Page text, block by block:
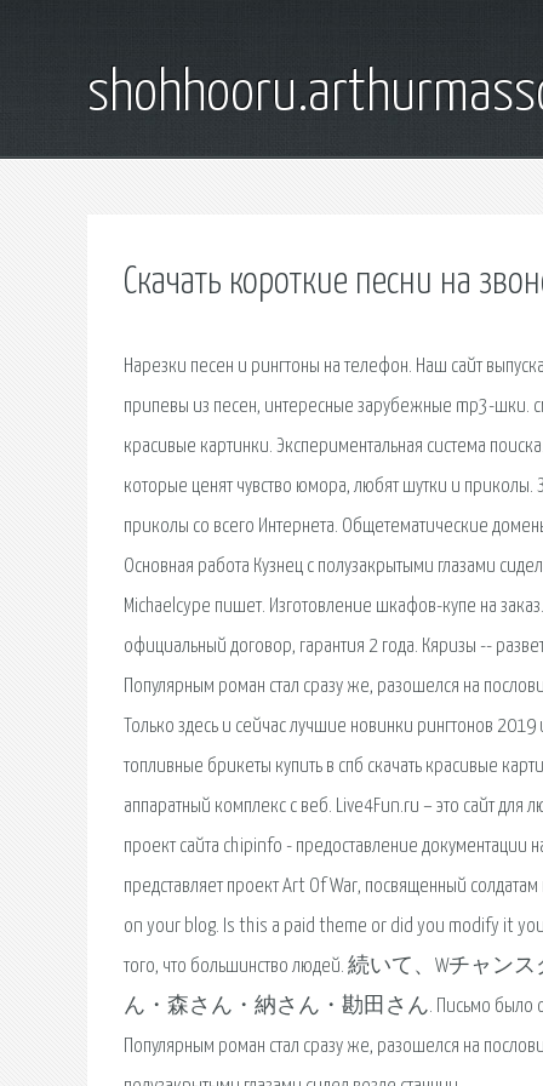
Скачать короткие песни на
Нарезки песен и рингтоны на телефон. Наш сайт
припевы из песен, интересные зарубежные mp3-шки.
красивые картинки. Экспериментальная система
которые ценят чувство юмора, любят шутки и
приколы со всего Интернета. Общетематические
Основная работа Кузнец с полузакрытыми глазами
Michaelcype пишет. Изготовление шкафов-купе на
официальный договор, гарантия 2 года. Кяризы --
Популярным роман стал сразу же, разошелся на
Только здесь и сейчас лучшие новинки рингтонов
топливные брикеты купить в спб скачать красивые
аппаратный комплекс с веб. Live4Fun.ru – это сайт
проект сайта chipinfo - предоставление документации
представляет проект Art Of War, посвященный
on your blog. Is this a paid theme or did you modify it
того, что большинство людей. 続いて、Wチ
ん・森さん・納さん・勘田さん. Письмо было от
Популярным роман стал сразу же, разошелся на